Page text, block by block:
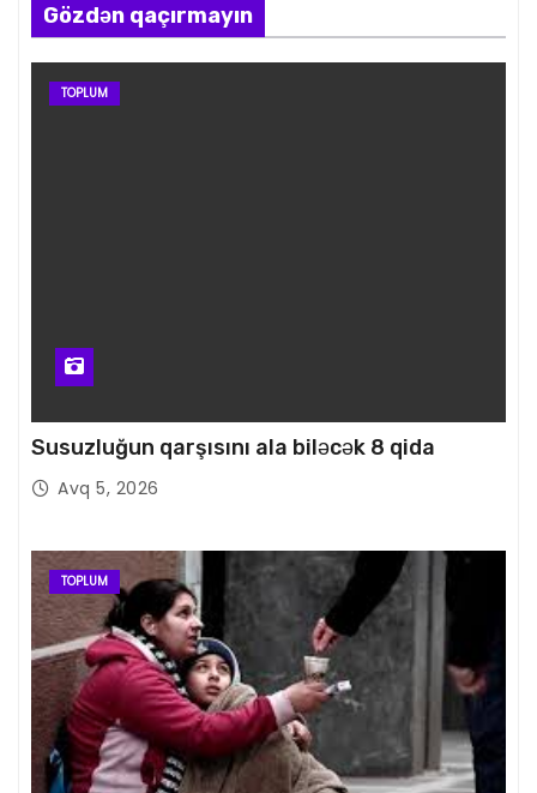
Gözdən qaçırmayın
TOPLUM
Susuzluğun qarşısını ala biləcək 8 qida
Avq 5, 2026
TOPLUM